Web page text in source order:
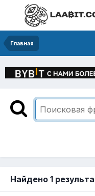
Главная
Найдено 1